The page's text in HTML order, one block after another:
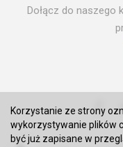
Dołącz do naszego
Korzystanie ze strony
wykorzystywanie plików
być już zapisane w